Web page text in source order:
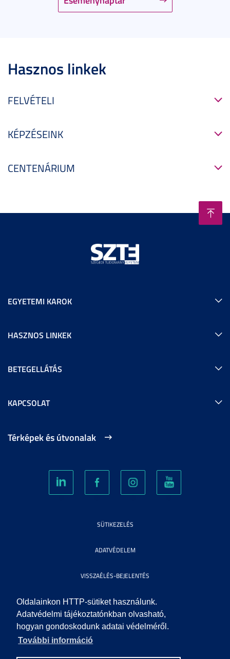
Oldalainkon HTTP-sütiket használunk.
Adatvédelmi tájékoztatónkban olvasható,
hogyan gondoskodunk adatai védelméről.
További információ
Hasznos linkek
FELVÉTELI
KÉPZÉSEINK
CENTENÁRIUM
EGYETEMI KAROK
HASZNOS LINKEK
BETEGELLÁTÁS
KAPCSOLAT
Térképek és útvonalak
SÜTIKEZELÉS
ADATVÉDELEM
VISSZAÉLÉS-BEJELENTÉS
KÖZÉRDEKŰ ADATOK
IMPRESSZUM